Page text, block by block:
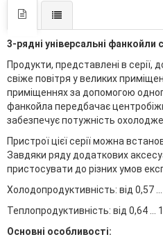
3-рядні універсальні фанкойли
Продукти, представлені в серії,
свіже повітря у великих
приміщеннях за допомогою
фанкойла передбачає
забезпечує потужність
Пристрої цієї серії можна
Завдяки ряду додаткових
пристосувати до різних умов
Холодопродуктивність: від 0,57
Теплопродуктивність: від 0,64 ...
Основні особливості: